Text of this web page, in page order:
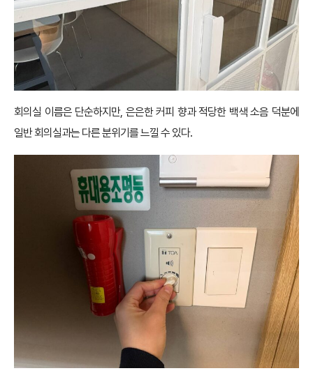
회의실 이름은 단순하지만, 은은한 커피 향과 적당한 백색 소음 덕분에
일반 회의실과는 다른 분위기를 느낄 수 있다.